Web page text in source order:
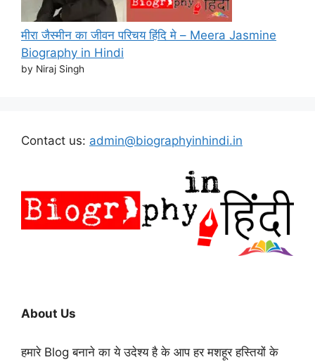
मीरा जैस्मीन का जीवन परिचय हिंदि मे – Meera Jasmine
Biography in Hindi
by Niraj Singh
Contact us: admin@biographyinhindi.in
About Us
हमारे Blog बनाने का ये उदेश्य है के आप हर मशहूर हस्तियों के